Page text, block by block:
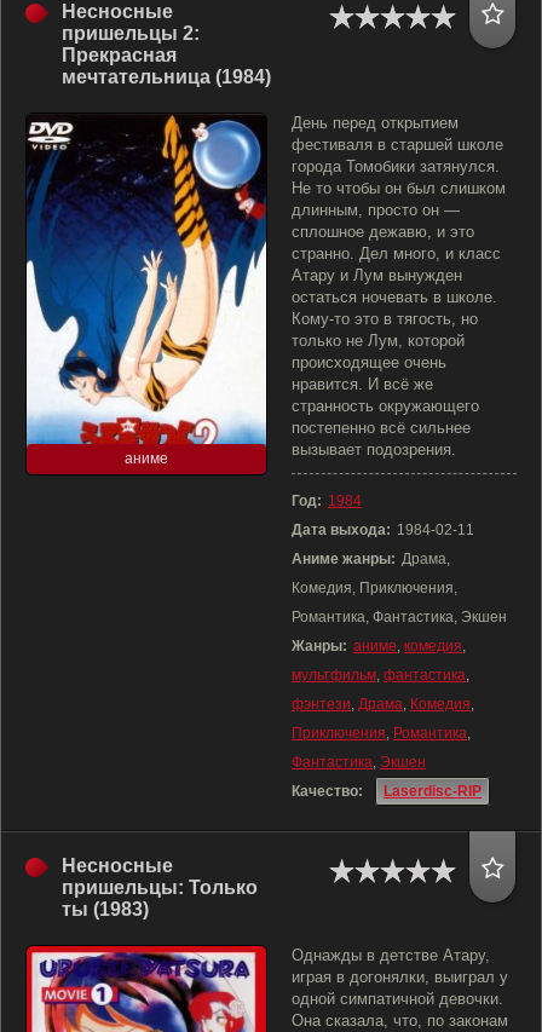
Несносные
пришельцы 2:
Прекрасная
мечтательница (1984)
аниме
День перед открытием
фестиваля в старшей школе
города Томобики затянулся.
Не то чтобы он был слишком
длинным, просто он —
сплошное дежавю, и это
странно. Дел много, и класс
Атару и Лум вынужден
остаться ночевать в школе.
Кому-то это в тягость, но
только не Лум, которой
происходящее очень
нравится. И всё же
странность окружающего
постепенно всё сильнее
вызывает подозрения.
Год: 1984
Дата выхода: 1984-02-11
Аниме жанры: Драма,
Комедия, Приключения,
Романтика, Фантастика, Экшен
Жанры: аниме, комедия,
мультфильм, фантастика,
фэнтези, Драма, Комедия,
Приключения, Романтика,
Фантастика, Экшен
Качество:
Laserdisc-RIP
Несносные
пришельцы: Только
ты (1983)
Однажды в детстве Атару,
играя в догонялки, выиграл у
одной симпатичной девочки.
Она сказала, что, по законам